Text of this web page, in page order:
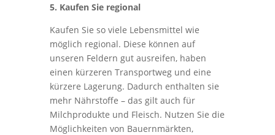
5. Kaufen Sie regional
Kaufen Sie so viele Lebensmittel wie
möglich regional. Diese können auf
unseren Feldern gut ausreifen, haben
einen kürzeren Transportweg und eine
kürzere Lagerung. Dadurch enthalten sie
mehr Nährstoffe – das gilt auch für
Milchprodukte und Fleisch. Nutzen Sie die
Möglichkeiten von Bauernmärkten,